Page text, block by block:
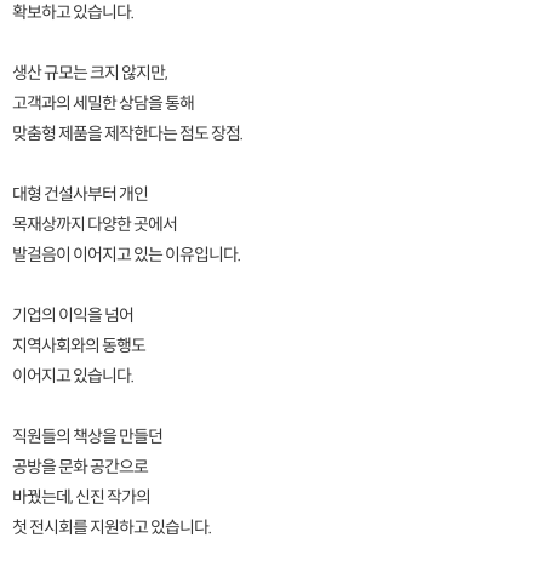
확보하고 있습니다.
생산 규모는 크지 않지만,
고객과의 세밀한 상담을 통해
맞춤형 제품을 제작한다는 점도 장점.
대형 건설사부터 개인
목재상까지 다양한 곳에서
발걸음이 이어지고 있는 이유입니다.
기업의 이익을 넘어
지역사회와의 동행도
이어지고 있습니다.
직원들의 책상을 만들던
공방을 문화 공간으로
바꿨는데, 신진 작가의
첫 전시회를 지원하고 있습니다.